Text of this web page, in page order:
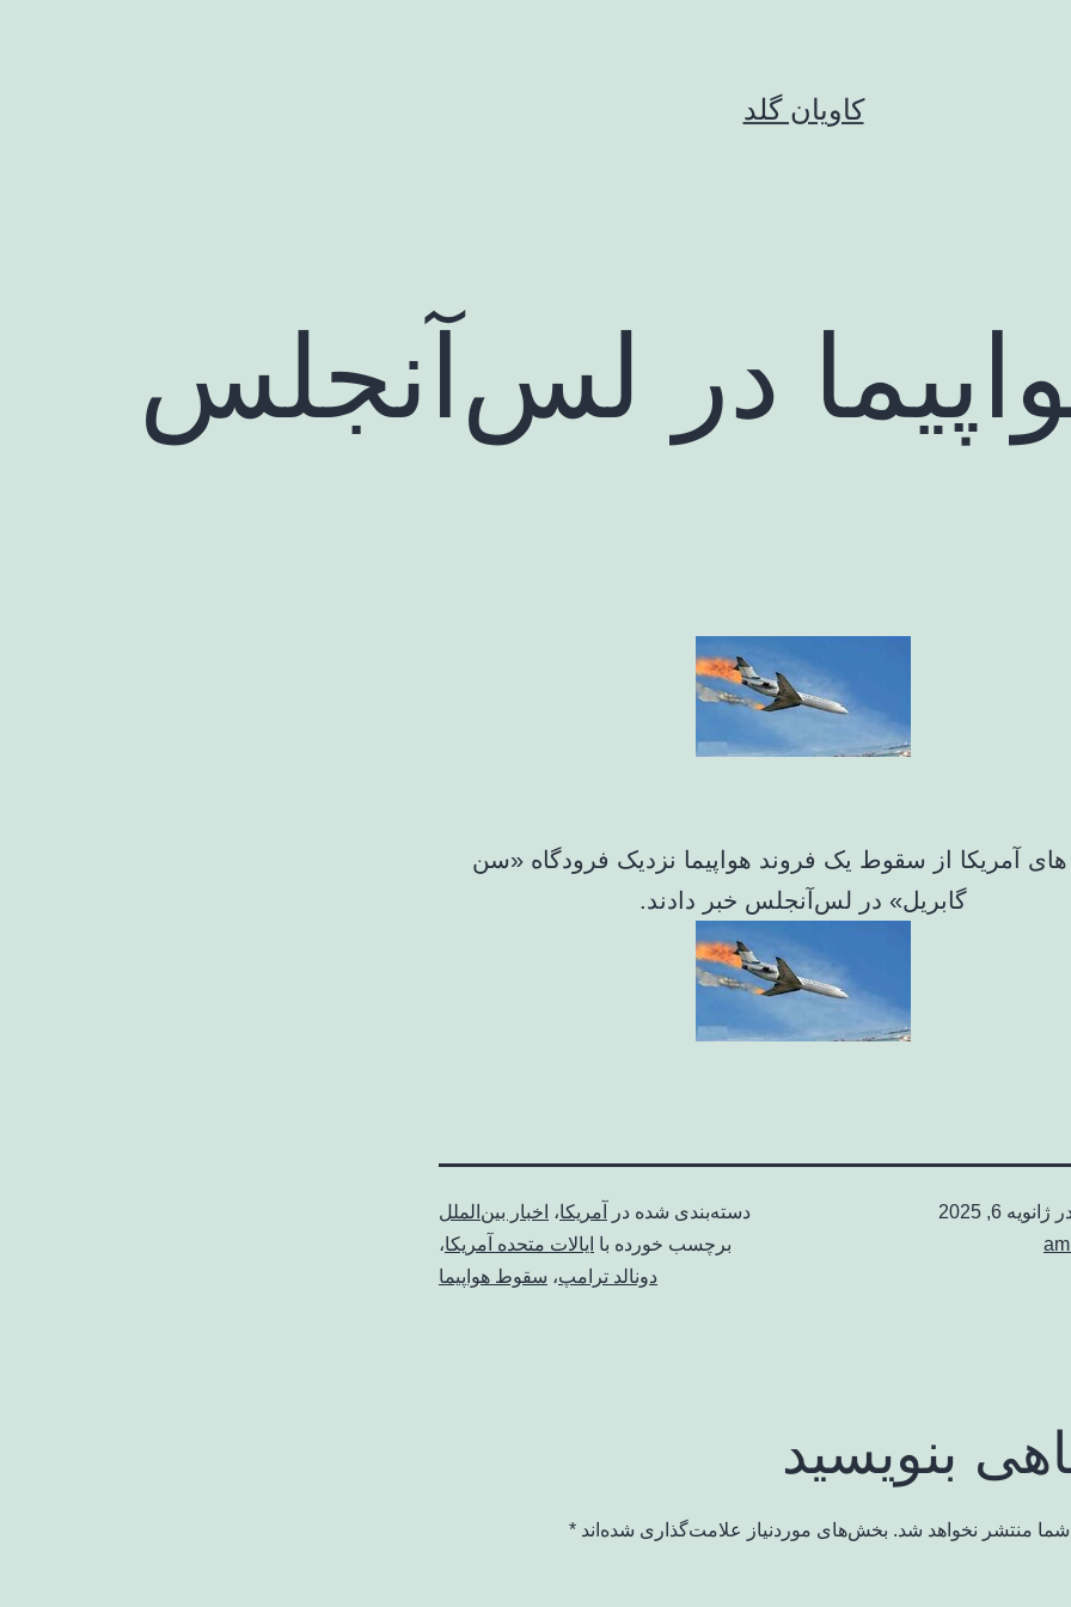
کاویان گلد
در لس‌آنجلس
آمریکا از سقوط یک فروند هواپیما نزدیک فرودگاه «سن
گابریل» در لس‌آنجلس خبر دادند.
ژانویه 6, 2025
دسته‌بندی شده در آمریکا، اخبار بین‌الملل
برچسب خورده با ایالات متحده آمریکا،
دونالد ترامپ، سقوط هواپیما
بنویسید
شما منتشر نخواهد شد. بخش‌های موردنیاز علامت‌گذاری شده‌اند *